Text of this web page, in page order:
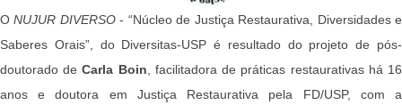
ONUJUR DIVERSO- “Núcleo de Justiça Restaurativa, Diversidades e
Saberes Orais”, do Diversitas-USP é resultado do projeto de pós-
doutorado deCarla Boin , facilitadora de práticas restaurativas há 16
anos e doutora em Justiça Restaurativa pela FD/USP, com a